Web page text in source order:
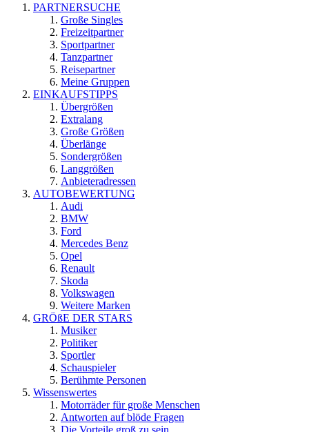
PARTNERSUCHE
Große Singles
Freizeitpartner
Sportpartner
Tanzpartner
Reisepartner
Meine Gruppen
EINKAUFSTIPPS
Übergrößen
Extralang
Große Größen
Überlänge
Sondergrößen
Langgrößen
Anbieteradressen
AUTOBEWERTUNG
Audi
BMW
Ford
Mercedes Benz
Opel
Renault
Skoda
Volkswagen
Weitere Marken
GRÖßE DER STARS
Musiker
Politiker
Sportler
Schauspieler
Berühmte Personen
Wissenswertes
Motorräder für große Menschen
Antworten auf blöde Fragen
Die Vorteile groß zu sein